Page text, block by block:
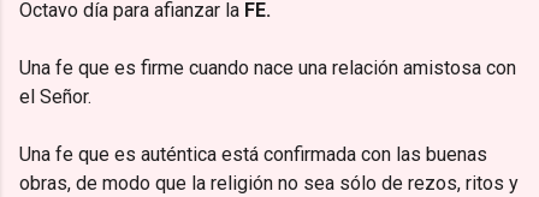
Octavo día para afianzar la FE.
Una fe que es firme cuando nace una relación amistosa con
el Señor.
Una fe que es auténtica está confirmada con las buenas
obras, de modo que la religión no sea sólo de rezos, ritos y